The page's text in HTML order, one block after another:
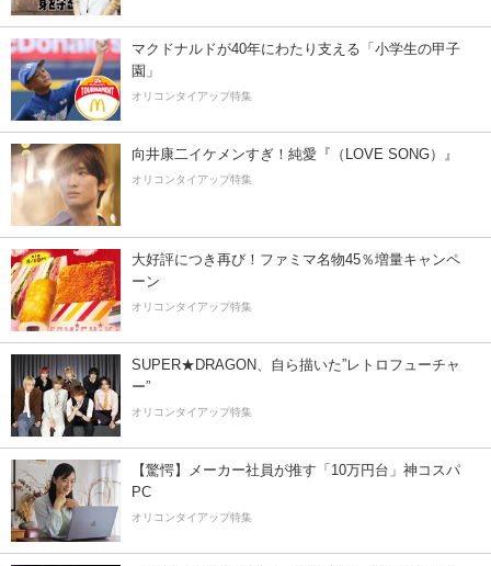
マクドナルドが40年にわたり支える「小学生の甲子
園」
オリコンタイアップ特集
向井康二イケメンすぎ！純愛『（LOVE SONG）』
オリコンタイアップ特集
大好評につき再び！ファミマ名物45％増量キャンペ
ーン
オリコンタイアップ特集
SUPER★DRAGON、自ら描いた”レトロフューチャ
ー”
オリコンタイアップ特集
【驚愕】メーカー社員が推す「10万円台」神コスパ
PC
オリコンタイアップ特集